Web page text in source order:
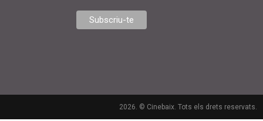
2026. © Cinebaix. Tots els drets reservats.